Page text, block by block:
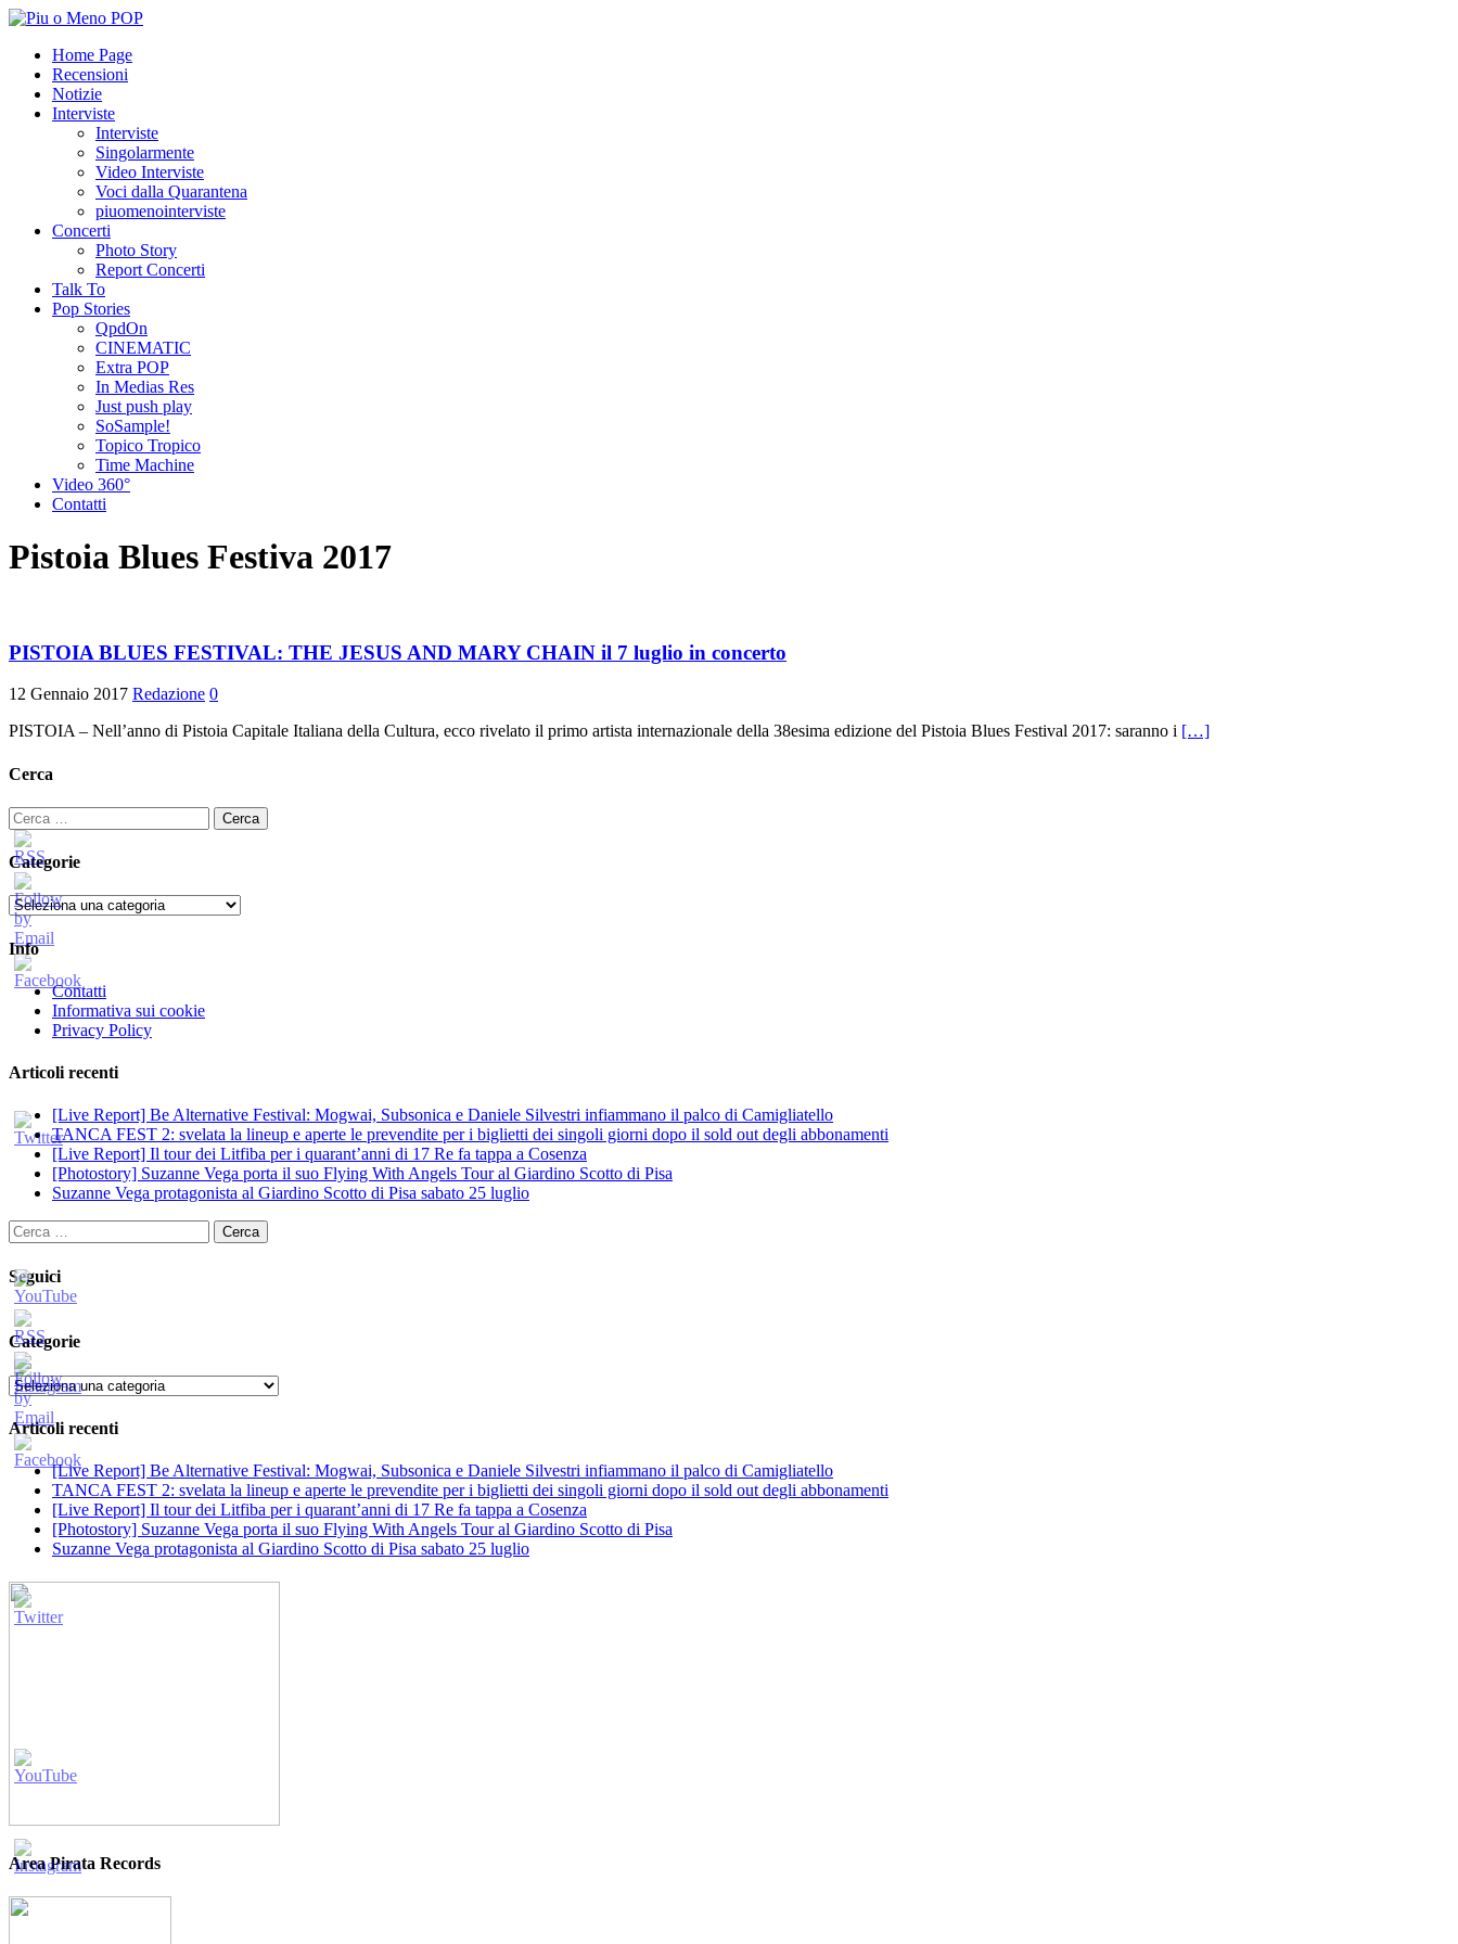
Home Page
Recensioni
Notizie
Interviste
Interviste
Singolarmente
Video Interviste
Voci dalla Quarantena
piuomenointerviste
Concerti
Photo Story
Report Concerti
Talk To
Pop Stories
QpdOn
CINEMATIC
Extra POP
In Medias Res
Just push play
SoSample!
Topico Tropico
Time Machine
Video 360°
Contatti
Pistoia Blues Festiva 2017
PISTOIA BLUES FESTIVAL: THE JESUS AND MARY CHAIN il 7 luglio in concerto
12 Gennaio 2017 Redazione 0
PISTOIA – Nell’anno di Pistoia Capitale Italiana della Cultura, ecco rivelato il primo artista internazionale della 38esima edizione del Pistoia Blues Festival 2017: saranno i […]
Cerca
Ricerca
per:
Categorie
Categorie
Info
Contatti
Informativa sui cookie
Privacy Policy
Articoli recenti
[Live Report] Be Alternative Festival: Mogwai, Subsonica e Daniele Silvestri infiammano il palco di Camigliatello
TANCA FEST 2: svelata la lineup e aperte le prevendite per i biglietti dei singoli giorni dopo il sold out degli abbonamenti
[Live Report] Il tour dei Litfiba per i quarant’anni di 17 Re fa tappa a Cosenza
[Photostory] Suzanne Vega porta il suo Flying With Angels Tour al Giardino Scotto di Pisa
Suzanne Vega protagonista al Giardino Scotto di Pisa sabato 25 luglio
Ricerca
per:
Seguici
Categorie
Categorie
Articoli recenti
[Live Report] Be Alternative Festival: Mogwai, Subsonica e Daniele Silvestri infiammano il palco di Camigliatello
TANCA FEST 2: svelata la lineup e aperte le prevendite per i biglietti dei singoli giorni dopo il sold out degli abbonamenti
[Live Report] Il tour dei Litfiba per i quarant’anni di 17 Re fa tappa a Cosenza
[Photostory] Suzanne Vega porta il suo Flying With Angels Tour al Giardino Scotto di Pisa
Suzanne Vega protagonista al Giardino Scotto di Pisa sabato 25 luglio
Area Pirata Records